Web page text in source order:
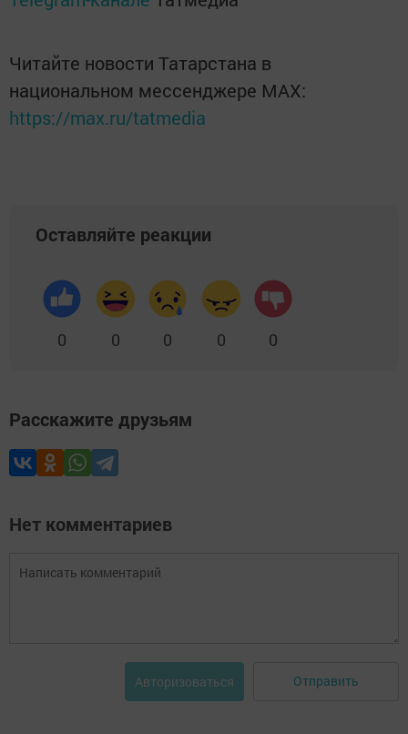
Читайте новости Татарстана в
национальном мессенджере MАХ:
https://max.ru/tatmedia
Оставляйте реакции
0 0 0 0 0
Расскажите друзьям
Нет комментариев
Авторизоваться Отправить